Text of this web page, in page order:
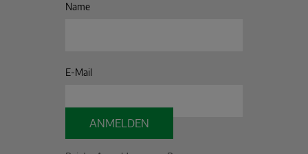
Name
E-Mail
ANMELDEN